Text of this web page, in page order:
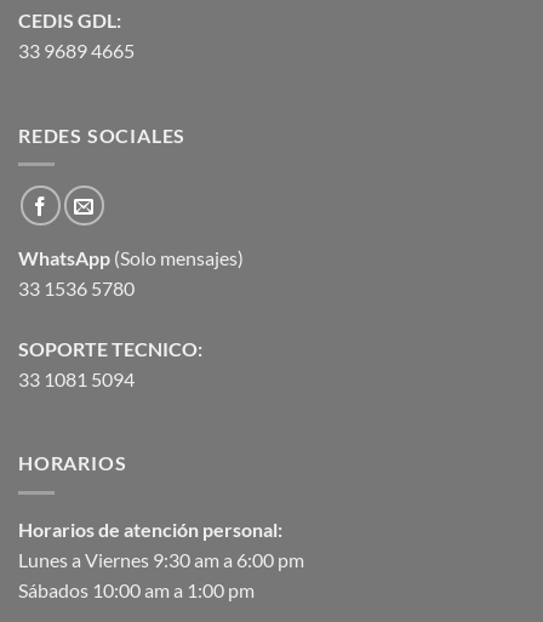
CEDIS GDL:
33 9689 4665
REDES SOCIALES
WhatsApp (Solo mensajes)
33 1536 5780
SOPORTE TECNICO:
33 1081 5094
HORARIOS
Horarios de atención personal:
Lunes a Viernes 9:30 am a 6:00 pm
Sábados 10:00 am a 1:00 pm